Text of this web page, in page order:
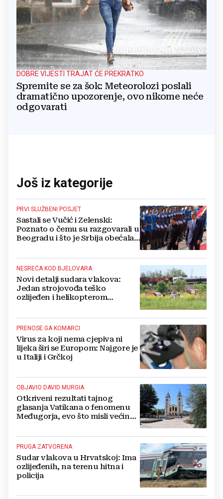
DOBRE VIJESTI TRAJAT ĆE PREKRATKO
Spremite se za šok: Meteorolozi poslali
dramatično upozorenje, ovo nikome neće
odgovarati
Još iz kategorije
PRVI SLUŽBENI POSJET
Sastali se Vučić i Zelenski:
Poznato o čemu su razgovarali u
Beogradu i što je Srbija obećala
NESREĆA KOD BJELOVARA
Novi detalji sudara vlakova:
Jedan strojovođa teško
ozlijeđen i helikopterom
PRENOSE GA KOMARCI
Virus za koji nema cjepiva ni
lijeka širi se Europom: Najgore je
u Italiji i Grčkoj
OBJAVIO DAVID MURGIA
Otkriveni rezultati tajnog
glasanja Vatikana o fenomenu
Međugorja, evo što misli većina
PRUGA ZATVORENA
Sudar vlakova u Hrvatskoj: Ima
ozlijeđenih, na terenu hitna i
policija